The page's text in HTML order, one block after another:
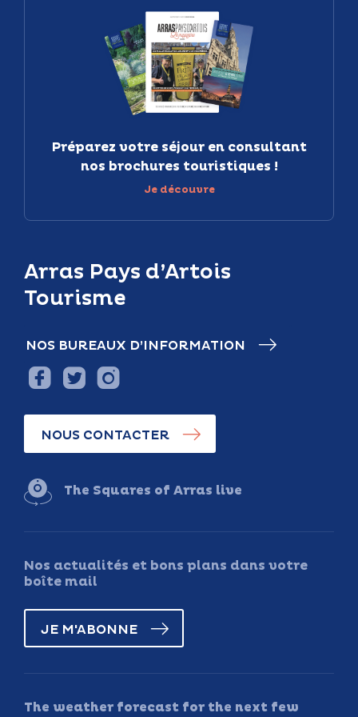
Arras Pays d’Artois
Tourisme
NOS BUREAUX D’INFORMATION
NOUS CONTACTER
The Squares of Arras live
Nos actualités et bons plans dans votre
boîte mail
JE M'ABONNE
The weather forecast for the next few
Préparez votre séjour en consultant
nos brochures touristiques !
Je découvre